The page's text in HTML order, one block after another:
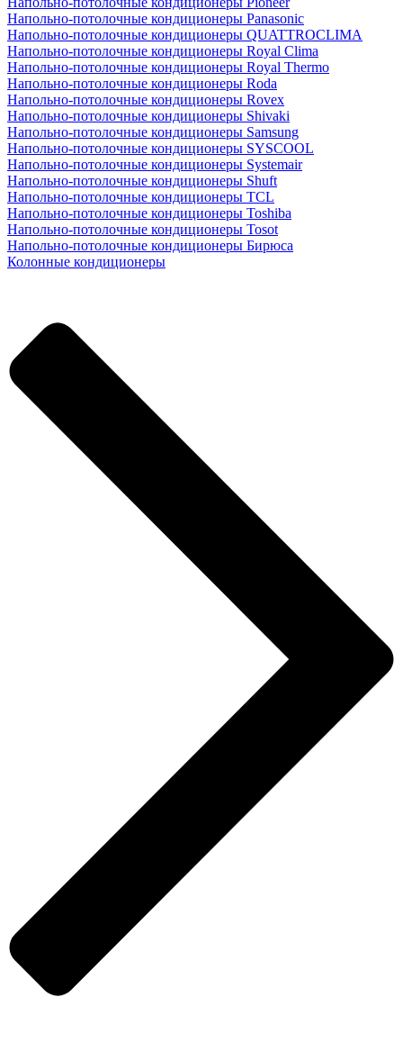
Напольно-потолочные кондиционеры Panasonic
Напольно-потолочные кондиционеры QUATTROCLIMA
Напольно-потолочные кондиционеры Royal Clima
Напольно-потолочные кондиционеры Royal Thermo
Напольно-потолочные кондиционеры Roda
Напольно-потолочные кондиционеры Rovex
Напольно-потолочные кондиционеры Shivaki
Напольно-потолочные кондиционеры Samsung
Напольно-потолочные кондиционеры SYSCOOL
Напольно-потолочные кондиционеры Systemair
Напольно-потолочные кондиционеры Shuft
Напольно-потолочные кондиционеры TCL
Напольно-потолочные кондиционеры Toshiba
Напольно-потолочные кондиционеры Tosot
Напольно-потолочные кондиционеры Бирюса
Колонные кондиционеры